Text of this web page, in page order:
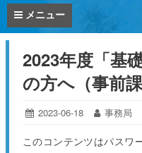
へ
ス
キ
メニュー
2023年度「基
の方へ（事前
投
日:
2023-06-182023-
15
投
者:
事務局
このコンテンツはパスワ